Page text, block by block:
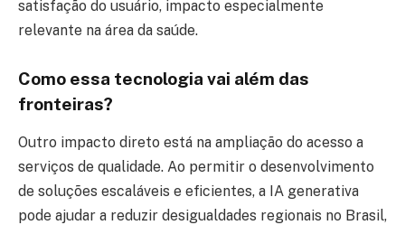
satisfação do usuário, impacto especialmente
relevante na área da saúde.
Como essa tecnologia vai além das
fronteiras?
Outro impacto direto está na ampliação do acesso a
serviços de qualidade. Ao permitir o desenvolvimento
de soluções escaláveis e eficientes, a IA generativa
pode ajudar a reduzir desigualdades regionais no Brasil,